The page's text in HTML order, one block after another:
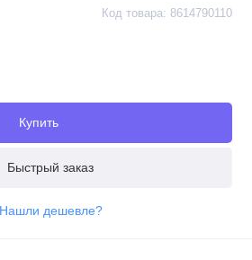
Код товара: 8614790110
Купить
Быстрый заказ
Нашли дешевле?